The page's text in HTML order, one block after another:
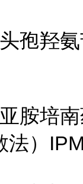
孢羟
胺培
法）